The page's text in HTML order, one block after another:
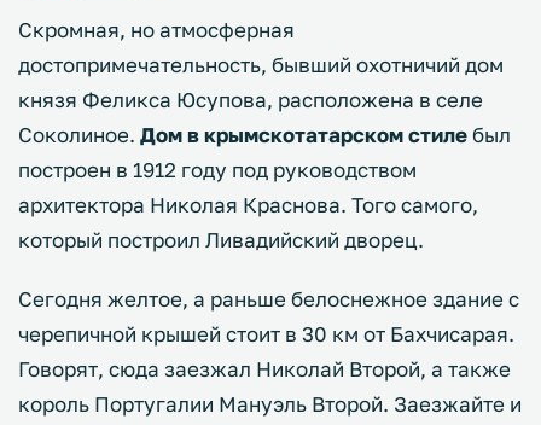
Скромная, но атмосферная
достопримечательность, бывший охотничий дом
князя Феликса Юсупова, расположена в селе
Соколиное. Дом в крымскотатарском стилебыл
построен в 1912 году под руководством
архитектора Николая Краснова. Того самого,
который построил Ливадийский дворец.
Сегодня желтое, а раньше белоснежное здание с
черепичной крышей стоит в 30 км от Бахчисарая.
Говорят, сюда заезжал Николай Второй, а также
король Португалии Мануэль Второй. Заезжайте и